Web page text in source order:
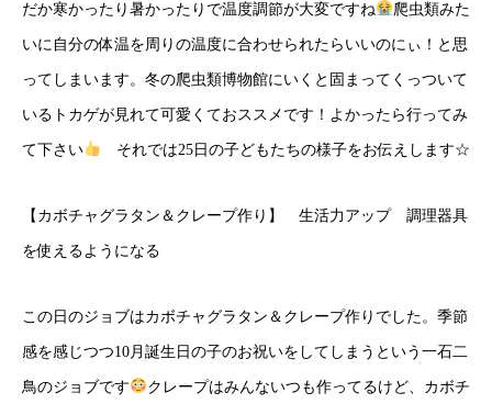
だか寒かったり暑かったりで温度調節が大変ですね 爬虫類みた
いに自分の体温を周りの温度に合わせられたらいいのにぃ！と思
ってしまいます。冬の爬虫類博物館にいくと固まってくっついて
いるトカゲが見れて可愛くておススメです！よかったら行ってみ
て下さい それでは25日の子どもたちの様子をお伝えします☆
【カボチャグラタン＆クレープ作り】 生活力アップ 調理器具
を使えるようになる
この日のジョブはカボチャグラタン＆クレープ作りでした。季節
感を感じつつ10月誕生日の子のお祝いをしてしまうという一石二
鳥のジョブです クレープはみんないつも作ってるけど、カボチ